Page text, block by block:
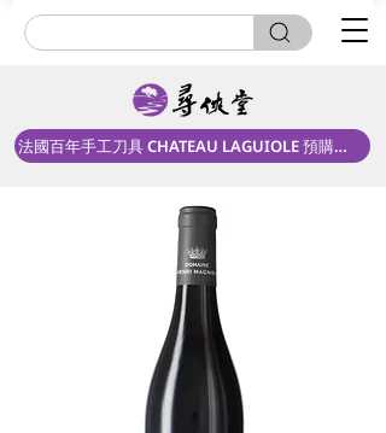
法國百年手工刀具 CHATEAU LAGUIOLE 預購中！